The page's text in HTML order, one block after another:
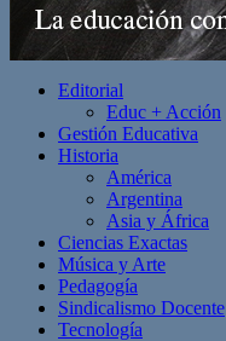
Editorial
Educ + Acción
Gestión Educativa
Historia
América
Argentina
Asia y África
Ciencias Exactas
Música y Arte
Pedagogía
Sindicalismo Docente
Tecnología